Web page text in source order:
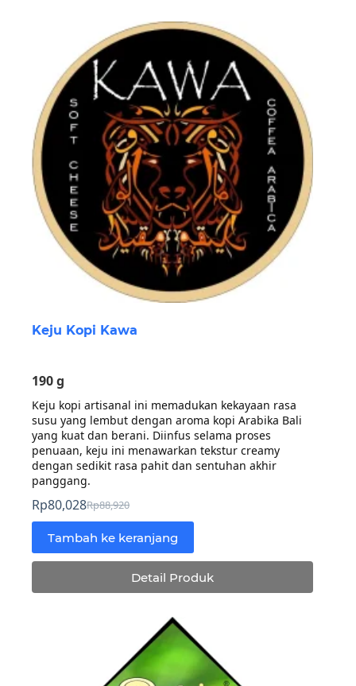
Keju Kopi Kawa
190 g
Keju kopi artisanal ini memadukan kekayaan rasa
susu yang lembut dengan aroma kopi Arabika Bali
yang kuat dan berani. Diinfus selama proses
penuaan, keju ini menawarkan tekstur creamy
dengan sedikit rasa pahit dan sentuhan akhir
panggang.
Rp88,920
Harga
aslinya
adalah:
Rp88,920.
Rp80,028Harga
saat
ini
adalah:
Rp80,028.
Tambah ke keranjang
Detail Produk